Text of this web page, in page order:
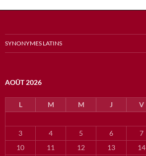
SYNONYMES LATINS
AOÛT 2026
L M M J V
3
4 5 6 7
10
11 12 13 14